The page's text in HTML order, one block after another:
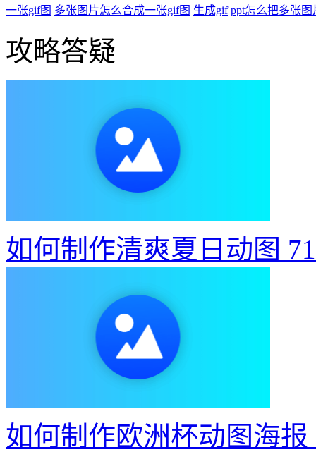
一张gif图 多张图片怎么合成一张gif图 生成gif ppt怎么把多张
攻略答疑
如何制作清爽夏日动图
如何制作欧洲杯动图海报